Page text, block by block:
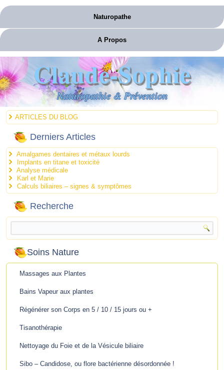
Naturopathe
A Propos
Claude-Sophie
Naturopathie & Prévention
ARTICLES DU BLOG
Derniers Articles
Amalgames dentaires et métaux lourds
Implants en titane et toxicité
Analyse médicale
Karl et Marie
Calculs biliaires – signes & symptômes
Recherche
Soins Nature
Massages aux Plantes
Bains Vapeur aux plantes
Régénérer son Corps en 5 / 10 / 15 jours ou +
Tisanothérapie
Nettoyage du Foie et de la Vésicule biliaire
Sibo – Candidose, ou flore bactérienne désordonnée !